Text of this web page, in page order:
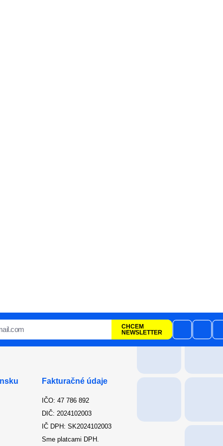
CHCEM
NEWSLETTER
Fakturačné údaje
IČO: 47 786 892
DIČ: 2024102003
IČ DPH: SK2024102003
Sme platcami DPH.